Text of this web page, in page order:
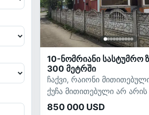
10-ნომრიანი სასტუმრო
300 მეტრში
ჩაქვი, რაიონი
ქუჩა მითითებული არ არის
850 000 USD